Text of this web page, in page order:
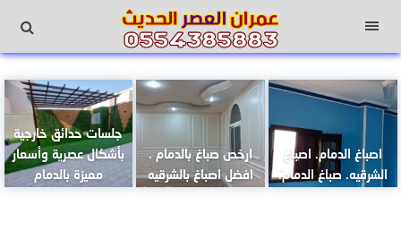
القائمة
اصباغ الدمام. اصباغ
الشرقيه. صباغ الدمام.
ارخص صباغ بالدمام .
افضل اصباغ بالشرقيه
جلسات حدائق خارجية
بأشكال عصرية وأسعار
مميزة بالدمام